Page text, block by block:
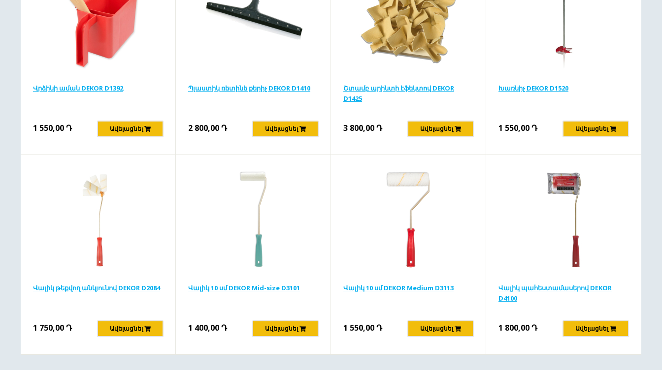
Վրձինի աման DEKOR D1392
1 550,00Դ Ավելացնել
Պլաստիկ ռետինե քերիչ DEKOR D1410
2 800,00Դ Ավելացնել
Շտամբ պրինտի էֆեկտով DEKOR
D1425
3 800,00Դ Ավելացնել
Խառնիչ DEKOR D1520
1 550,00Դ Ավելացնել
Վալիկ թեքվող անկյունով DEKOR D2084
1 750,00Դ Ավելացնել
Վալիկ 10 սմ DEKOR Mid-size D3101
1 400,00Դ Ավելացնել
Վալիկ 10 սմ DEKOR Medium D3113
1 550,00Դ Ավելացնել
Վալիկ պահեստամասերով DEKOR
D4100
1 800,00Դ Ավելացնել